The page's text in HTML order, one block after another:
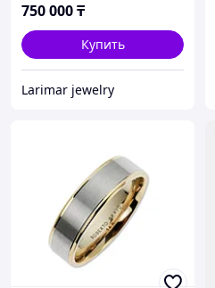
750 000₸
Купить
Larimar jewelry